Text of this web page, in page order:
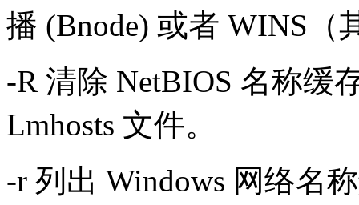
播 (Bnode) 或者 WINS（
-R 清除 NetBIOS 名称缓
Lmhosts 文件。
-r 列出 Windows 网络名